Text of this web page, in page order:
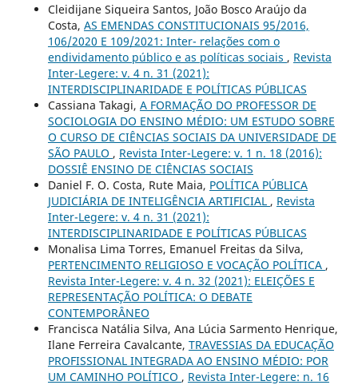
Cleidijane Siqueira Santos, João Bosco Araújo da
Costa, AS EMENDAS CONSTITUCIONAIS 95/2016,
106/2020 E 109/2021: Inter- relações com o
endividamento público e as políticas sociais , Revista
Inter-Legere: v. 4 n. 31 (2021):
INTERDISCIPLINARIDADE E POLÍTICAS PÚBLICAS
Cassiana Takagi, A FORMAÇÃO DO PROFESSOR DE
SOCIOLOGIA DO ENSINO MÉDIO: UM ESTUDO SOBRE
O CURSO DE CIÊNCIAS SOCIAIS DA UNIVERSIDADE DE
SÃO PAULO , Revista Inter-Legere: v. 1 n. 18 (2016):
DOSSIÊ ENSINO DE CIÊNCIAS SOCIAIS
Daniel F. O. Costa, Rute Maia, POLÍTICA PÚBLICA
JUDICIÁRIA DE INTELIGÊNCIA ARTIFICIAL , Revista
Inter-Legere: v. 4 n. 31 (2021):
INTERDISCIPLINARIDADE E POLÍTICAS PÚBLICAS
Monalisa Lima Torres, Emanuel Freitas da Silva,
PERTENCIMENTO RELIGIOSO E VOCAÇÃO POLÍTICA ,
Revista Inter-Legere: v. 4 n. 32 (2021): ELEIÇÕES E
REPRESENTAÇÃO POLÍTICA: O DEBATE
CONTEMPORÂNEO
Francisca Natália Silva, Ana Lúcia Sarmento Henrique,
Ilane Ferreira Cavalcante, TRAVESSIAS DA EDUCAÇÃO
PROFISSIONAL INTEGRADA AO ENSINO MÉDIO: POR
UM CAMINHO POLÍTICO , Revista Inter-Legere: n. 16